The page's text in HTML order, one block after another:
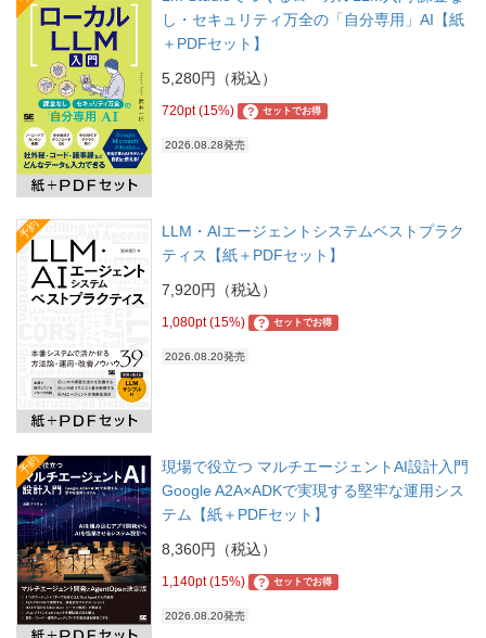
し・セキュリティ万全の「自分専用」AI【紙
＋PDFセット】
5,280円（税込）
720pt (15%) ? セットでお得
2026.08.28発売
予約
LLM・AIエージェントシステムベストプラク
ティス【紙＋PDFセット】
7,920円（税込）
1,080pt (15%) ? セットでお得
2026.08.20発売
予約
現場で役立つ マルチエージェントAI設計入門
Google A2A×ADKで実現する堅牢な運用シス
テム【紙＋PDFセット】
8,360円（税込）
1,140pt (15%) ? セットでお得
2026.08.20発売